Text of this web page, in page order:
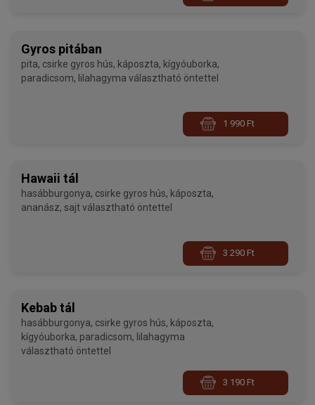
Gyros pitában
pita, csirke gyros hús, káposzta, kígyóuborka,
paradicsom, lilahagyma választható öntettel
1 990 Ft
Hawaii tál
hasábburgonya, csirke gyros hús, káposzta,
ananász, sajt választható öntettel
3 290 Ft
Kebab tál
hasábburgonya, csirke gyros hús, káposzta,
kígyóuborka, paradicsom, lilahagyma
választható öntettel
3 190 Ft